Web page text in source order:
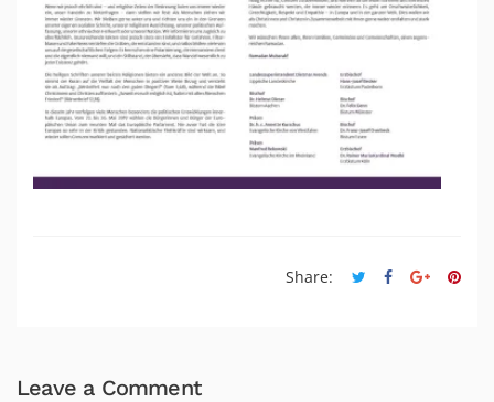
Share:
Leave a Comment